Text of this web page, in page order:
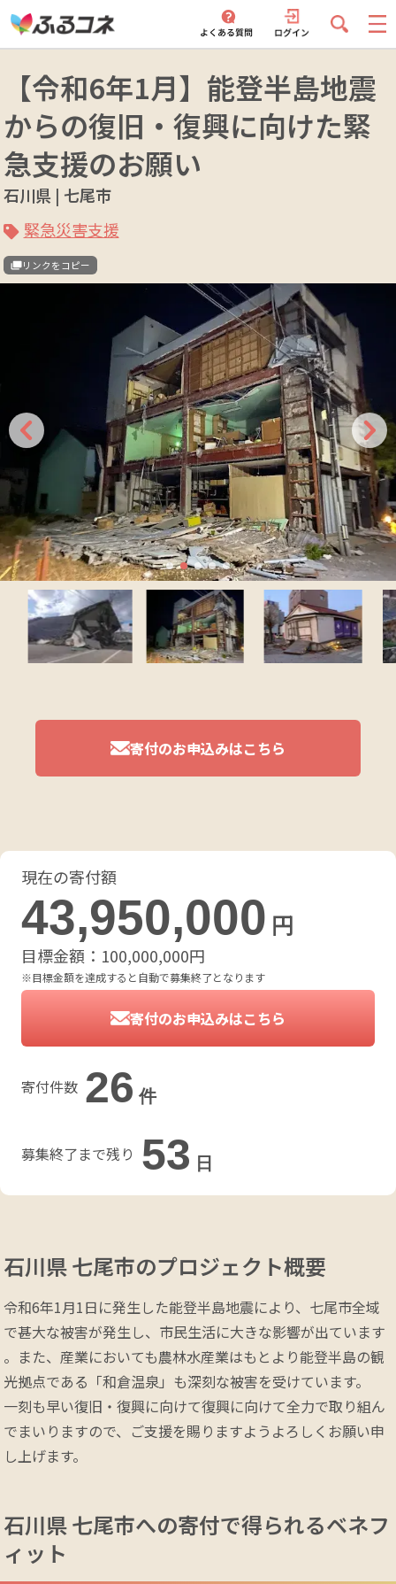
【令和6年1月】能登半島地震
からの復旧・復興に向けた緊
急支援のお願い
石川県 | 七尾市
緊急災害支援
リンクをコピー
石川県 七尾市のプロジェクト概要
令和6年1月1日に発生した能登半島地震により、七尾市全域
で甚大な被害が発生し、市民生活に大きな影響が出ています
。また、産業においても農林水産業はもとより能登半島の観
光拠点である「和倉温泉」も深刻な被害を受けています。
一刻も早い復旧・復興に向けて復興に向けて全力で取り組ん
でまいりますので、ご支援を賜りますようよろしくお願い申
し上げます。
石川県 七尾市への寄付で得られるベネフ
ィット
寄付のお申込みはこちら
現在の寄付額
43,950,000 円
目標金額： 100,000,000円
※目標金額を達成すると自動で募集終了となります
寄付のお申込みはこちら
寄付件数 26 件
募集終了まで残り 53 日